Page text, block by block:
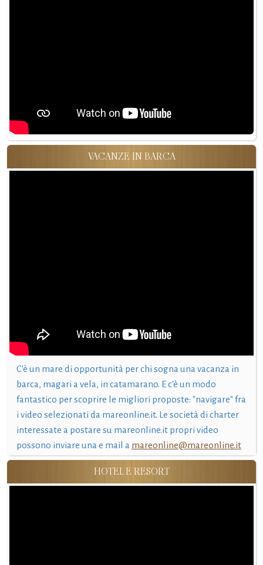
VACANZE IN BARCA
C'è un mare di opportunità per chi sogna una vacanza in
barca, magari a vela, in catamarano. E c'è un modo
fantastico per scoprire le migliori proposte: "navigare" fra
i video selezionati da mareonline.it. Le società di charter
interessate a postare su mareonline.it propri video
possono inviare una e mail a mareonline@mareonline.it
HOTEL E RESORT